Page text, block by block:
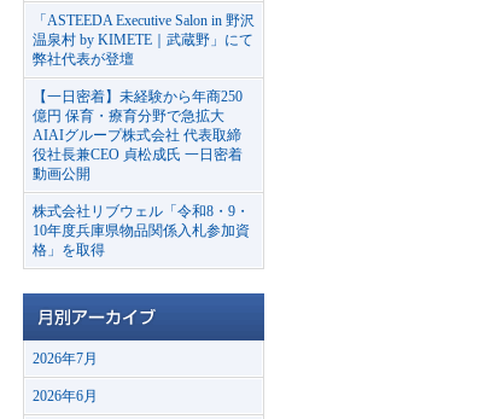
「ASTEEDA Executive Salon in 野沢
温泉村 by KIMETE｜武蔵野」にて
弊社代表が登壇
【一日密着】未経験から年商250
億円 保育・療育分野で急拡大
AIAIグループ株式会社 代表取締
役社長兼CEO 貞松成氏 一日密着
動画公開
株式会社リブウェル「令和8・9・
10年度兵庫県物品関係入札参加資
格」を取得
2026年7月
2026年6月